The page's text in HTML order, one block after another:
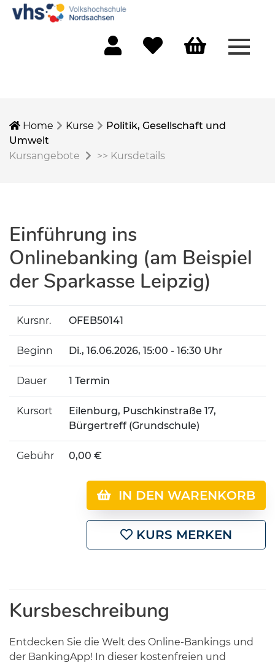
Home Kurse
Politik, Gesellschaft und
Umwelt
Kursangebote
>> Kursdetails
Einführung ins
Onlinebanking (am Beispiel
der Sparkasse Leipzig)
Kursnr. OFEB50141
Beginn Di., 16.06.2026, 15:00 - 16:30 Uhr
Dauer 1 Termin
Kursort
Eilenburg, Puschkinstraße 17,
Bürgertreff (Grundschule)
Gebühr 0,00 €
IN DEN WARENKORB
KURS MERKEN
Kursbeschreibung
Entdecken Sie die Welt des Online-Bankings und
der BankingApp! In dieser kostenfreien und